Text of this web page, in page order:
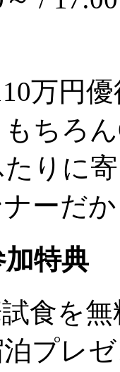
万円
ちろ
りに
ーだ
特典
食を
プレ